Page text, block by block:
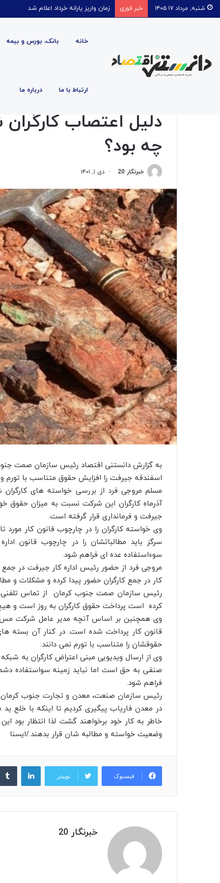
شنبه, مرداد ۱۷ ۱۴۰۵ خبر فوری قیمت روغن دریکسال رکورد زد
خانه بانک، بورس و بیمه
ارتباط با ما درباره ما
دلیل اعتصاب
چه بود؟
خبرنگار 20 دی ۱, ۱۴۰۱
به گزارش دانستنی اقتصاد رئیس سازمان صمت
اسفندقه جیرفت را افزایش حقوق متناسب با تورم و
آذرماه کارگران این شرکت نسبت به میزان حقوق
جیرفت و فرمانداری قرار گرفته است.
وی خواسته کارگران را در چارچوب قانون کار مورد
سرگز باید مطالباتشان را در چارچوب قانون
سوءاستفاده عده ای فراهم شود.
مروجی فرد از حضور رئیس اداره کار جیرفت در
کار در جمع کارگران حضور پیدا کرده و مشکلات و
رئیس سازمان صمت جنوب کرمان از تماس تلفنی
کرده است پرداخت حقوق کارگران به روز است و
وی همچنین بر اساس آنچه مدیر عامل شرکت مس
قانون کار پرداخت شده است. در کنار آن بسته
حقوقشان را متناسب با تورم نمی دانند.
وی از ارسال ویدیویی مبنی اعتراض کارگران به
صنفی به حق است اما نباید زمینه سواستفاده
فراهم شود.
رئیس سازمان صنعت، معدن و تجارت جنوب کرمان
در معدن فاریاب پیگیری کردیم تا اینکه با خلع
خاطر به کار خود برخواهند گشت لذا انتظار بود
وضعیت خواسته و مطالبه شان قرار بدهند./ایسنا
فیسبوک توییتر
لینکدین
خبرنگار 20